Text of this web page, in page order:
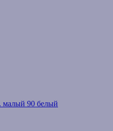
малый 90 белый